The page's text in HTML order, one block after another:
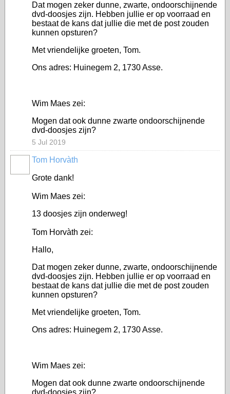
Dat mogen zeker dunne, zwarte, ondoorschijnende
dvd-doosjes zijn. Hebben jullie er op voorraad en
bestaat de kans dat jullie die met de post zouden
kunnen opsturen?
Met vriendelijke groeten, Tom.
Ons adres: Huinegem 2, 1730 Asse.
Wim Maes zei:
Mogen dat ook dunne zwarte ondoorschijnende
dvd-doosjes zijn?
5 Jul 2019
Tom Horvàth
Grote dank!
Wim Maes zei:
13 doosjes zijn onderweg!
Tom Horvàth zei:
Hallo,
Dat mogen zeker dunne, zwarte, ondoorschijnende
dvd-doosjes zijn. Hebben jullie er op voorraad en
bestaat de kans dat jullie die met de post zouden
kunnen opsturen?
Met vriendelijke groeten, Tom.
Ons adres: Huinegem 2, 1730 Asse.
Wim Maes zei:
Mogen dat ook dunne zwarte ondoorschijnende
dvd-doosjes zijn?